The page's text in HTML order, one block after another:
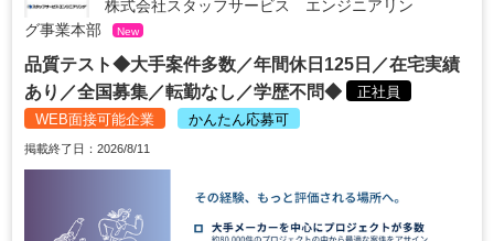
株式会社スタッフサービス エンジニアリン
グ事業本部
New
品質テスト◆大手案件多数／年間休日125日／在宅実績
あり／全国募集／転勤なし／学歴不問◆
正社員
WEB面接可能企業
かんたん応募可
掲載終了日：2026/8/11